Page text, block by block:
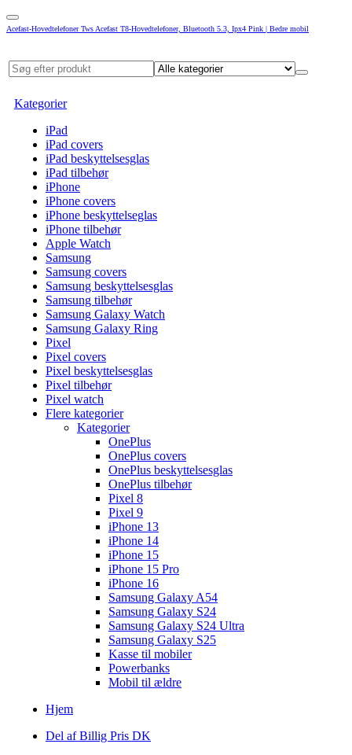
Acefast-Hovedtelefoner Tws Acefast T8-Hovedtelefoner, Bluetooth 5.3, Ipx4 Pink | Bedre mobil
Kategorier
iPad
iPad covers
iPad beskyttelsesglas
iPad tilbehør
iPhone
iPhone covers
iPhone beskyttelseglas
iPhone tilbehør
Apple Watch
Samsung
Samsung covers
Samsung beskyttelsesglas
Samsung tilbehør
Samsung Galaxy Watch
Samsung Galaxy Ring
Pixel
Pixel covers
Pixel beskyttelsesglas
Pixel tilbehør
Pixel watch
Flere kategorier
Kategorier
OnePlus
OnePlus covers
OnePlus beskyttelsesglas
OnePlus tilbehør
Pixel 8
Pixel 9
iPhone 13
iPhone 14
iPhone 15
iPhone 15 Pro
iPhone 16
Samsung Galaxy A54
Samsung Galaxy S24
Samsung Galaxy S24 Ultra
Samsung Galaxy S25
Kasse til mobiler
Powerbanks
Mobil til ældre
Hjem
Del af Billig Pris DK